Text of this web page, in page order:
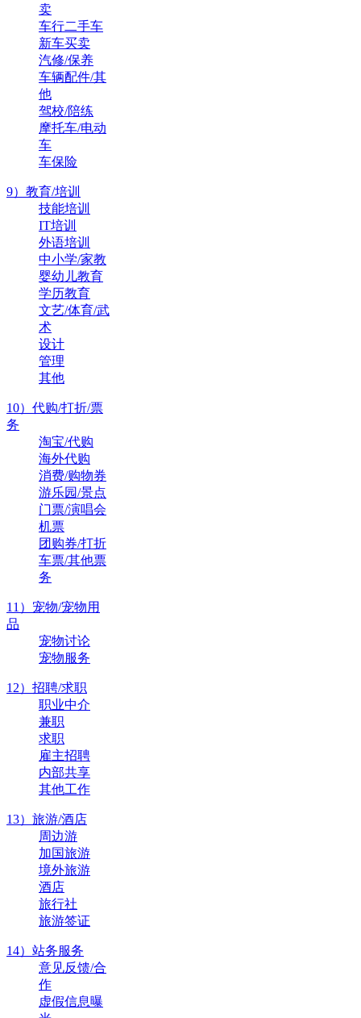
卖
车行二手车
新车买卖
汽修/保养
车辆配件/其
他
驾校/陪练
摩托车/电动
车
车保险
9）教育/培训
技能培训
IT培训
外语培训
中小学/家教
婴幼儿教育
学历教育
文艺/体育/武
术
设计
管理
其他
10）代购/打折/票
务
淘宝/代购
海外代购
消费/购物券
游乐园/景点
门票/演唱会
机票
团购券/打折
车票/其他票
务
11）宠物/宠物用
品
宠物讨论
宠物服务
12）招聘/求职
职业中介
兼职
求职
雇主招聘
内部共享
其他工作
13）旅游/酒店
周边游
加国旅游
境外旅游
酒店
旅行社
旅游签证
14）站务服务
意见反馈/合
作
虚假信息曝